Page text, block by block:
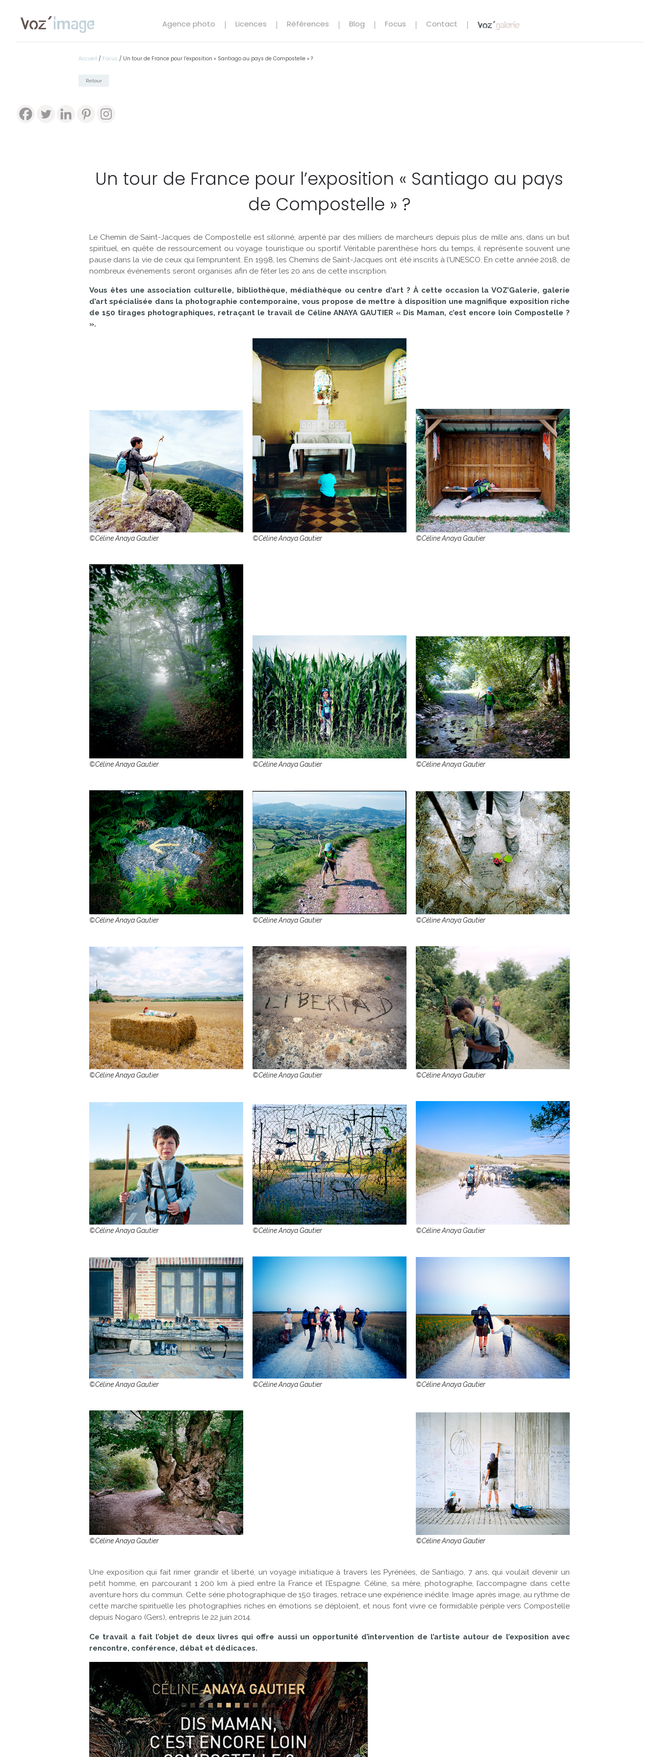
Agence photo Licences Références Blog Focus Contact
Accueil / Focus / Un tour de France pour l’exposition « Santiago au pays de Compostelle » ?
Retour
Un tour de France pour l’exposition « Santiago au pays
de Compostelle » ?
Le Chemin de Saint-Jacques de Compostelle est sillonné, arpenté par des milliers de marcheurs depuis plus de mille ans, dans un but
spirituel, en quête de ressourcement ou voyage touristique ou sportif. Véritable parenthèse hors du temps, il représente souvent une
pause dans la vie de ceux qui l’empruntent. En 1998, les Chemins de Saint-Jacques ont été inscrits à l’UNESCO. En cette année 2018, de
nombreux événements seront organisés afin de fêter les 20 ans de cette inscription.
Vous êtes une association culturelle, bibliothèque, médiathèque ou centre d’art ? À cette occasion la VOZ’Galerie, galerie
d’art spécialisée dans la photographie contemporaine, vous propose de mettre à disposition une magnifique exposition riche
de 150 tirages photographiques, retraçant le travail de Céline ANAYA GAUTIER « Dis Maman, c’est encore loin Compostelle ?
».
©Céline Anaya Gautier ©Céline Anaya Gautier ©Céline Anaya Gautier
©Céline Anaya Gautier ©Céline Anaya Gautier ©Céline Anaya Gautier
©Céline Anaya Gautier ©Céline Anaya Gautier ©Céline Anaya Gautier
©Céline Anaya Gautier ©Céline Anaya Gautier ©Céline Anaya Gautier
©Céline Anaya Gautier ©Céline Anaya Gautier ©Céline Anaya Gautier
©Céline Anaya Gautier ©Céline Anaya Gautier ©Céline Anaya Gautier
©Céline Anaya Gautier ©Céline Anaya Gautier
Une exposition qui fait rimer grandir et liberté, un voyage initiatique à travers les Pyrénées, de Santiago, 7 ans, qui voulait devenir un
petit homme, en parcourant 1 200 km à pied entre la France et l’Espagne. Céline, sa mère, photographe, l’accompagne dans cette
aventure hors du commun. Cette série photographique de 150 tirages, retrace une expérience inédite. Image après image, au rythme de
cette marche spirituelle les photographies riches en émotions se déploient, et nous font vivre ce formidable périple vers Compostelle
depuis Nogaro (Gers), entrepris le 22 juin 2014.
Ce travail a fait l’objet de deux livres qui offre aussi un opportunité d’intervention de l’artiste autour de l’exposition avec
rencontre, conférence, débat et dédicaces.